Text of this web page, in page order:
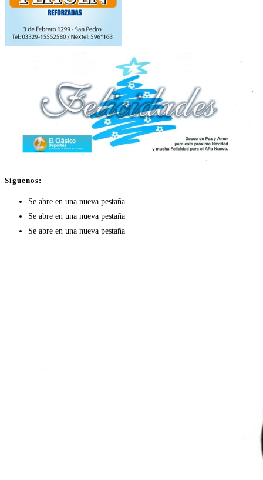
Síguenos:
Se abre en una nueva pestaña
Se abre en una nueva pestaña
Se abre en una nueva pestaña